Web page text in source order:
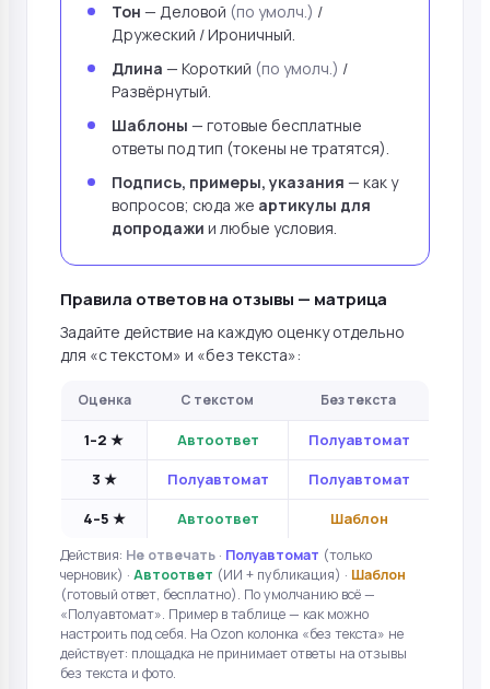
Тон — Деловой (по умолч.) /
Дружеский / Ироничный.
Длина — Короткий (по умолч.) /
Развёрнутый.
Шаблоны — готовые бесплатные
ответы под тип (токены не тратятся).
Подпись, примеры, указания — как у
вопросов; сюда же артикулы для
допродажи и любые условия.
Правила ответов на отзывы — матрица
Задайте действие на каждую оценку отдельно
для «с текстом» и «без текста»:
Оценка С текстом Без текста
1–2 ★ Автоответ
Полуавтомат
3 ★
Полуавтомат
Полуавтомат
4–5 ★
Автоответ Шаблон
Действия: Не отвечать · Полуавтомат (только
черновик) · Автоответ (ИИ + публикация) · Шаблон
(готовый ответ, бесплатно). По умолчанию всё —
«Полуавтомат». Пример в таблице — как можно
настроить под себя. На Ozon колонка «без текста» не
действует: площадка не принимает ответы на отзывы
без текста и фото.